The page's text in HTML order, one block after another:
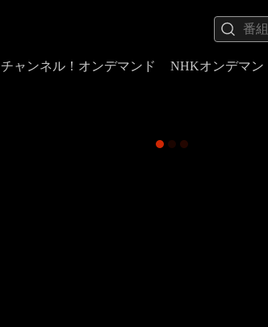
チャンネル！オンデマンド NHKオンデマン